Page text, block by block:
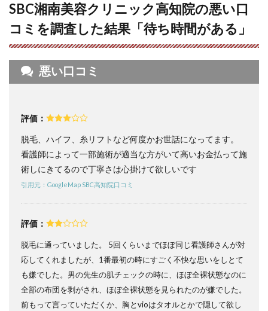
知院
の口
コミ
め】
圧倒
的コ
気に
せず
卒業
でき
る
5
SBC
クリ
ニッ
ク高
と高
知市
近辺
の医
療脱
SBC湘南美容クリニック高知院の悪い口
コミを調査した結果「待ち時間がある」
悪い口コミ
評価：
脱毛、ハイフ、糸リフトなど何度かお世話になってます。
看護師によって一部施術が適当な方がいて高いお金払って施
術しにきてるので丁寧さは心掛けて欲しいです
引用元：GoogleMap SBC高知院口コミ
評価：
脱毛に通っていました。 5回くらいまでほぼ同じ看護師さんが対
応してくれましたが、1番最初の時にすごく不快な思いをしとて
も嫌でした。男の先生の肌チェックの時に、ほぼ全裸状態なのに
全部の布団を剥がされ、ほぼ全裸状態を見られたのが嫌でした。
前もって言っていただくか、胸とvioはタオルとかで隠して欲し